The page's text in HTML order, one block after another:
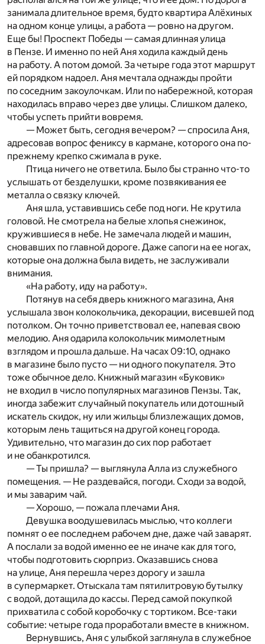
занимала длительное время, будто квартира Алёхиных
на одном конце улицы, а работа — ровно на другом.
Еще бы! Проспект Победы — самая длинная улица
в Пензе. И именно по ней Аня ходила каждый день
на работу. А потом домой. За четыре года этот маршрут
ей порядком надоел. Аня мечтала однажды пройти
по соседним закоулочкам. Или по набережной, которая
находилась вправо через две улицы. Слишком далеко,
чтобы успеть прийти вовремя.
— Может быть, сегодня вечером? — спросила Аня,
адресовав вопрос фениксу в кармане, которого она по-
прежнему крепко сжимала в руке.
Птица ничего не ответила. Было бы странно что-то
услышать от безделушки, кроме позвякивания ее
металла о связку ключей.
Аня шла, уставившись себе под ноги. Не крутила
головой. Не смотрела на белые хлопья снежинок,
кружившиеся в небе. Не замечала людей и машин,
сновавших по главной дороге. Даже сапоги на ее ногах,
которые она должна была видеть, не заслуживали
внимания.
«На работу, иду на работу».
Потянув на себя дверь книжного магазина, Аня
услышала звон колокольчика, декорации, висевшей под
потолком. Он точно приветствовал ее, напевая свою
мелодию. Аня одарила колокольчик мимолетным
взглядом и прошла дальше. На часах 09:10, однако
в магазине было пусто — ни одного покупателя. Это
тоже обычное дело. Книжный магазин «Буковик»
не входил в число популярных магазинов Пензы. Так,
иногда забежит случайный покупатель или дотошный
искатель скидок, ну или жильцы близлежащих домов,
которым лень тащиться на другой конец города.
Удивительно, что магазин до сих пор работает
и не обанкротился.
— Ты пришла? — выглянула Алла из служебного
помещения. — Не раздевайся, погоди. Сходи за водой,
и мы заварим чай.
— Хорошо, — пожала плечами Аня.
Девушка воодушевилась мыслью, что коллеги
помнят о ее последнем рабочем дне, даже чай заварят.
А послали за водой именно ее не иначе как для того,
чтобы подготовить сюрприз. Оказавшись снова
на улице, Аня перешла через дорогу и зашла
в супермаркет. Отыскала там пятилитровую бутылку
с водой, дотащила до кассы. Перед самой покупкой
прихватила с собой коробочку с тортиком. Все-таки
событие: четыре года проработали вместе в книжном.
Вернувшись, Аня с улыбкой заглянула в служебное